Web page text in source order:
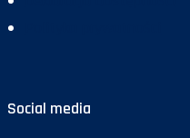
Social media